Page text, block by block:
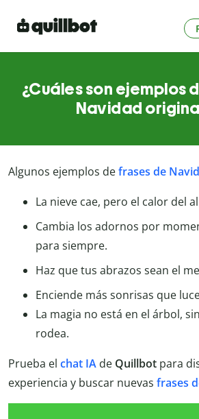
¿Cuáles son ejemplos
Navidad
Algunos ejemplos defrases de
La nieve cae, pero el calor del
Cambia los adornos por
para siempre.
Haz que tus abrazos sean el
Enciende más sonrisas que
La magia no está en el árbol,
rodea.
Prueba el chat IA de Quillbot para
experiencia y buscar nuevas frases